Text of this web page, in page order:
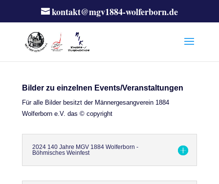
kontakt@mgv1884-wolferborn.de
Bilder zu einzelnen Events/Veranstaltungen
Für alle Bilder besitzt der Männergesangverein 1884
Wolferborn e.V. das © copyright
2024 140 Jahre MGV 1884 Wolferborn -
Böhmisches Weinfest